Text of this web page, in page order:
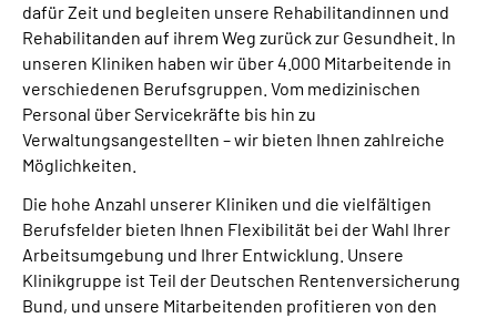
dafür Zeit und begleiten unsere Rehabilitandinnen und
Rehabilitanden auf ihrem Weg zurück zur Gesundheit. In
unseren Kliniken haben wir über 4.000 Mitarbeitende in
verschiedenen Berufsgruppen. Vom medizinischen
Personal über Servicekräfte bis hin zu
Verwaltungsangestellten – wir bieten Ihnen zahlreiche
Möglichkeiten.
Die hohe Anzahl unserer Kliniken und die vielfältigen
Berufsfelder bieten Ihnen Flexibilität bei der Wahl Ihrer
Arbeitsumgebung und Ihrer Entwicklung. Unsere
Klinikgruppe ist Teil der Deutschen Rentenversicherung
Bund, und unsere Mitarbeitenden profitieren von den